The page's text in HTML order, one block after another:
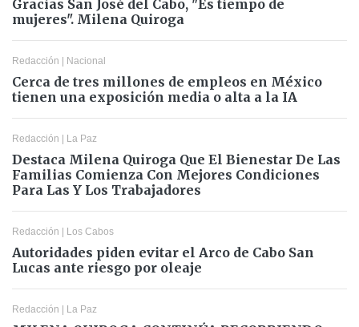
Gracias San José del Cabo, "Es tiempo de
mujeres". Milena Quiroga
Redacción | Nacional
Cerca de tres millones de empleos en México
tienen una exposición media o alta a la IA
Redacción | La Paz
Destaca Milena Quiroga Que El Bienestar De Las
Familias Comienza Con Mejores Condiciones
Para Las Y Los Trabajadores
Redacción | Los Cabos
Autoridades piden evitar el Arco de Cabo San
Lucas ante riesgo por oleaje
Redacción | La Paz